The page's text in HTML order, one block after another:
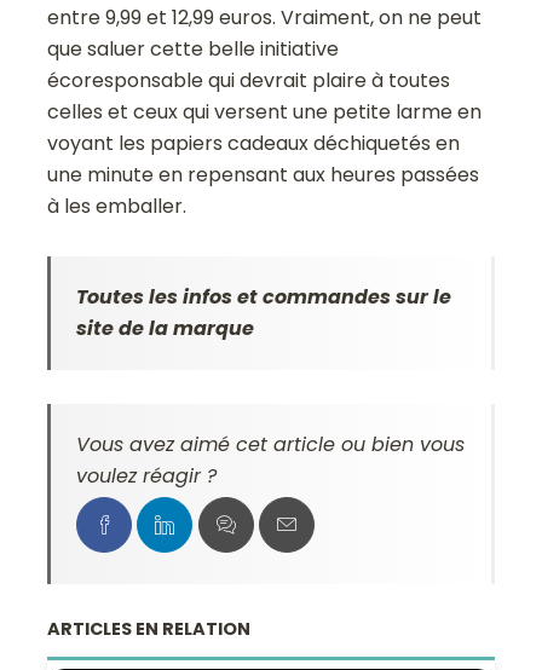
entre 9,99 et 12,99 euros. Vraiment, on ne peut
que saluer cette belle initiative
écoresponsable qui devrait plaire à toutes
celles et ceux qui versent une petite larme en
voyant les papiers cadeaux déchiquetés en
une minute en repensant aux heures passées
à les emballer.
Toutes les infos et commandes sur le
site de la marque
Vous avez aimé cet article ou bien vous
voulez réagir ?
ARTICLES EN RELATION